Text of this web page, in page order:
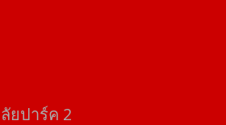
ยปาร์ค​ 2